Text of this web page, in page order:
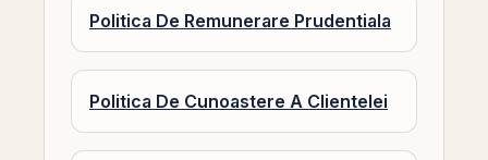
Politica De Remunerare Prudentiala
Politica De Cunoastere A Clientelei